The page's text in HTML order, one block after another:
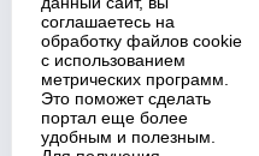
распорядительный
Обнинск". Главный
Адрес
Телефон
Настоящий ресурс
Политика в отношении
соглашаетесь на
обработку файлов cookie
с использованием
метрических программ.
Это поможет сделать
портал еще более
удобным и полезным.